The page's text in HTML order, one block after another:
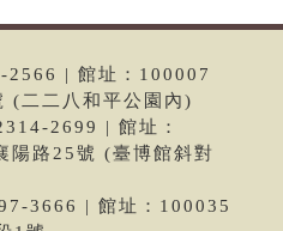
| 館址：100007
(二二八和平公園內)
2699 | 館址：
陽路25號 (臺博館斜對
3666 | 館址：100035